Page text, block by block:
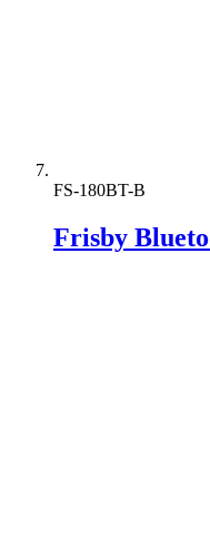
FS-180BT-B
Frisby